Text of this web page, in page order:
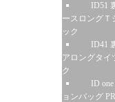
ID51
ースロング
ック
ID41
アロングタ
ク
ID
ョンバッグ